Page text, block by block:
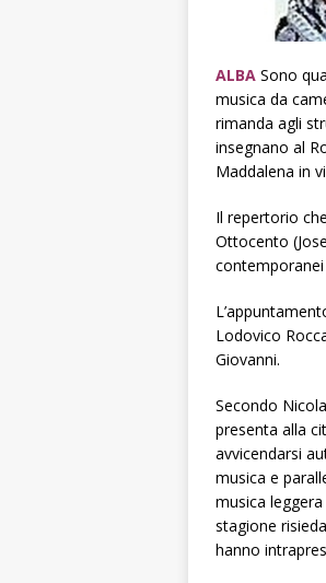
ALBA Sono
musica da
rimanda agli
insegnano al
Maddalena in
Il repertorio
Ottocento
contemporanei
Lodovico
Giovanni.
Secondo
presenta alla
avvicendarsi
musica e
musica
stagione
hanno